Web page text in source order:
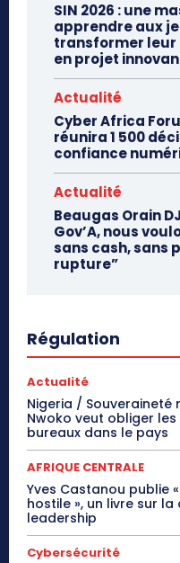
SIN 2026 : une
apprendre aux
transformer
en projet
Actualité
Cyber Africa
réunira 1 500
confiance
Actualité
Beaugas Orain
Gov’A, nous
sans cash, sans
rupture”
Régulation
Actualité
Nigeria / Souveraineté
Nwoko veut obliger
bureaux dans le pays
AFRIQUE CENTRALE
Yves Castanou publie
hostile », un livre sur
leadership
Cybersécurité